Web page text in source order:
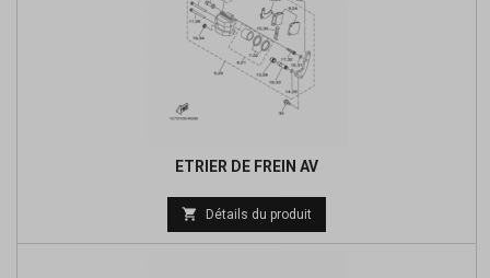
ETRIER DE FREIN AV
Prix
de
 Détails du produit